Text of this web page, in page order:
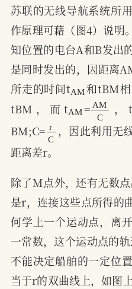
苏联的无线导航系统所
作原理可藉（图4）说明
知位置的电台A和B发出
是同时发出的，因距离
所走的时间tA M
和tBM
tBM，而tAM=AM ，
BM;C= rC ，因此利用无
距离差r。
除了M点外，还有无数
是r，连接这些点所得的
何学上一个运动点，离
一常数，这个运动点的
不能决定船舶的一定位
当于r的双曲线上，如图